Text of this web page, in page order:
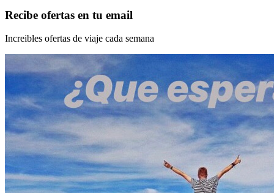
Recibe ofertas en tu email
Increibles ofertas de viaje cada semana